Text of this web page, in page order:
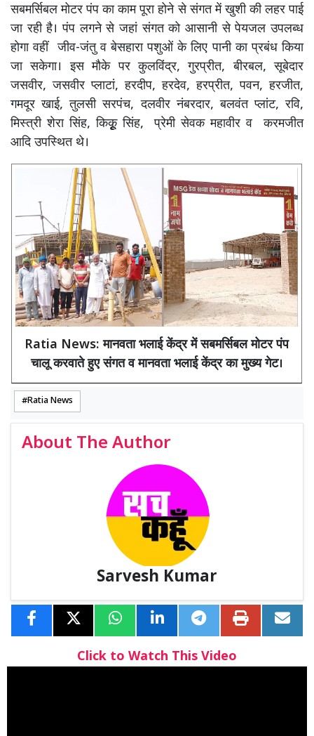
सबमर्सिबल मोटर पंप का काम पूरा होने से संगत में खुशी की लहर पाई
जा रही है। पंप लगने से जहां संगत को आसानी से पेयजल उपलब्ध
होगा वहीं जीव-जंतु व बेसहारा पशुओं के लिए पानी का प्रबंध किया
जा सकेगा। इस मौके पर कुलविंद्र, गुरप्रीत, बीरबल, सूबेदार
जसवीर, जसवीर प्लाटां, हरदीप, हरदेव, हरप्रीत, पवन, हरजीत,
गमदूर खाई, तुलसी सरपंच, दलवीर नंबरदार, बलवंत प्लांट, रवि,
मिस्त्री शेरा सिंह, किकृूू सिंह, प्रेमी सेवक महावीर व करमजीत
आदि उपस्थित थे।
Ratia News: मानवता भलाई केंद्र में सबमर्सिबल मोटर पंप
चालू करवाते हुए संगत व मानवता भलाई केंद्र का मुख्य गेट।
Ratia News
About The Author
Sarvesh Kumar
Click to Watch This Video